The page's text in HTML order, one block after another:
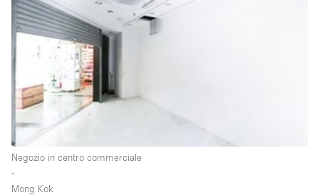
Servizio
fotografico
Conferenza
Tipo di spazio
Acquista Condividi
Negozio in centro commerciale
∙
Mong Kok